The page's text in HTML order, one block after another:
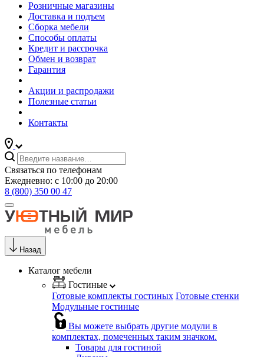
Розничные магазины
Доставка и подъем
Сборка мебели
Способы оплаты
Кредит и рассрочка
Обмен и возврат
Гарантия
Акции и распродажи
Полезные статьи
Контакты
Связаться по телефонам
Ежедневно: с 10:00 до 20:00
8 (800) 350 00 47
Назад
Каталог мебели
Гостиные
Готовые комплекты гостиных Готовые стенки
Модульные гостиные
Вы можете выбрать другие модули в
комплектах, помеченных таким значком.
Товары для гостиной